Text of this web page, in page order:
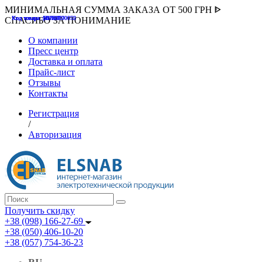
МИНИМАЛЬНАЯ СУММА ЗАКАЗА ОТ 500 ГРН ᐈ
СПАСИБО ЗА ПОНИМАНИЕ
О компании
Пресс центр
Доставка и оплата
Прайс-лист
Отзывы
Контакты
Регистрация
/
Авторизация
Получить скидку
+38 (098) 166-27-69
+38 (050) 406-10-20
+38 (057) 754-36-23
Код товара :507000
Код товара :HUK-K00058
Код товара :Т075177
Код товара :pnsv12
Код товара :HUK-K00072